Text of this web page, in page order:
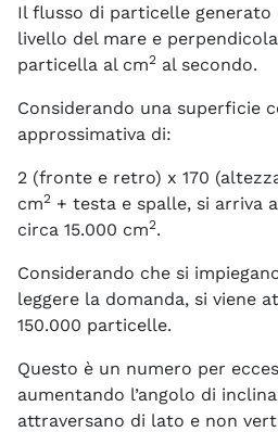
Il flusso di particelle generato
livello del mare e
particella al cm2 al secondo.
Considerando una superficie
approssimativa di:
2 (fronte e retro) x 170
cm2 + testa e spalle, si arriva
circa 15.000 cm2.
Considerando che si
leggere la domanda, si viene
150.000 particelle.
Questo è un numero per
aumentando l’angolo di
attraversano di lato e non